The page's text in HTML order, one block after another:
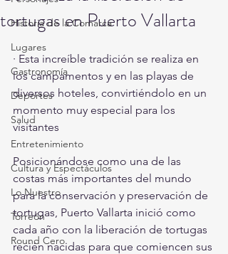
Historia de la Comarca
Lugares
Gastronomía
Deportes
Salud
Entretenimiento
Cultura y Espectáculos
Lo Nuestro
Torreón
Round Cero
tortugas en Puerto Vallarta
· Esta increíble tradición se realiza en
los campamentos y en las playas de
diversos hoteles, convirtiéndolo en un
momento muy especial para los
visitantes
Posicionándose como una de las
costas más importantes del mundo
para la conservación y preservación de
tortugas, Puerto Vallarta inició como
cada año con la liberación de tortugas
recién nacidas para que comiencen sus